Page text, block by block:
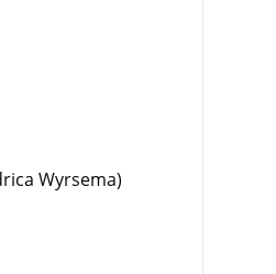
Wyrsema)